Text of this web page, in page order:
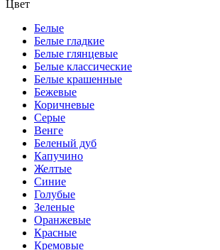
Цвет
Белые
Белые гладкие
Белые глянцевые
Белые классические
Белые крашенные
Бежевые
Коричневые
Серые
Венге
Беленый дуб
Капучино
Желтые
Синие
Голубые
Зеленые
Оранжевые
Красные
Кремовые